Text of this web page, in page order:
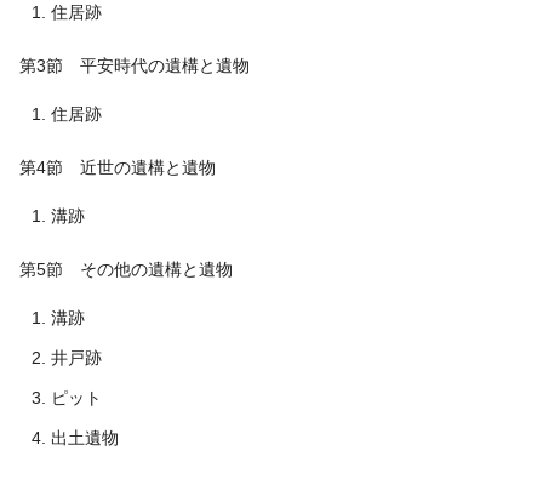
住居跡
第3節 平安時代の遺構と遺物
住居跡
第4節 近世の遺構と遺物
溝跡
第5節 その他の遺構と遺物
溝跡
井戸跡
ピット
出土遺物